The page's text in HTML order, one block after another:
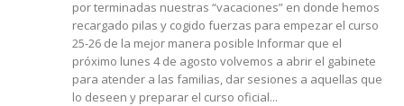
por terminadas nuestras “vacaciones” en donde hemos
recargado pilas y cogido fuerzas para empezar el curso
25-26 de la mejor manera posible Informar que el
próximo lunes 4 de agosto volvemos a abrir el gabinete
para atender a las familias, dar sesiones a aquellas que
lo deseen y preparar el curso oficial...